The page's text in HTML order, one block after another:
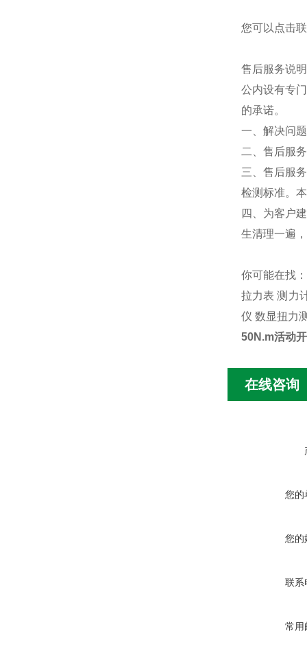
您可以点击
售后服务说
公内设有专
的承诺。
一、解决问
二、售后服
三、售后服
检测标准。
四、为客户
生清理一遍
你可能在找：
拉力表 测力
仪 数显扭力
50N.m活动
在线咨询
您的
您的
联系
常用